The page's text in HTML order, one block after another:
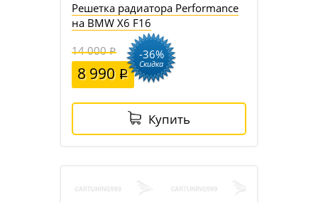
Решетка радиатора Performance
на BMW X6 F16
14 000
8 990
-36%
Скидка
Купить